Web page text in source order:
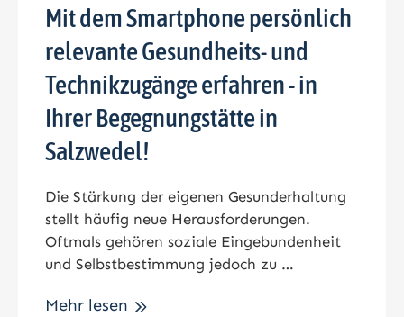
Mit dem Smartphone persönlich
relevante Gesundheits- und
Technikzugänge erfahren - in
Ihrer Begegnungstätte in
Salzwedel!
Die Stärkung der eigenen Gesunderhaltung
stellt häufig neue Herausforderungen.
Oftmals gehören soziale Eingebundenheit
und Selbstbestimmung jedoch zu …
Mehr lesen